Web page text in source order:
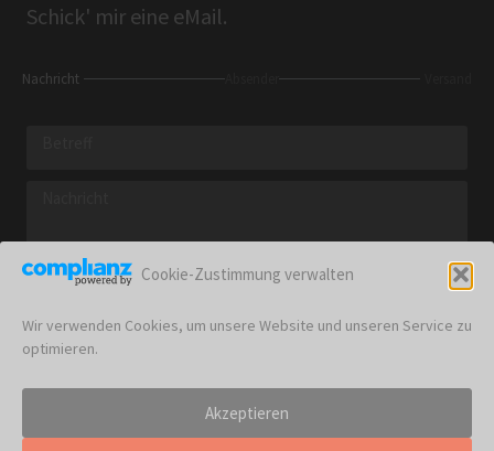
Cookie-Zustimmung verwalten
Wir verwenden Cookies, um unsere Website und unseren Service zu
optimieren.
Akzeptieren
Schick' mir eine eMail.
Nachricht
weiter zum Absender